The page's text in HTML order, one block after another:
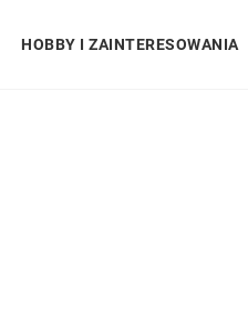
HOBBY I ZAINTERESOWANIA